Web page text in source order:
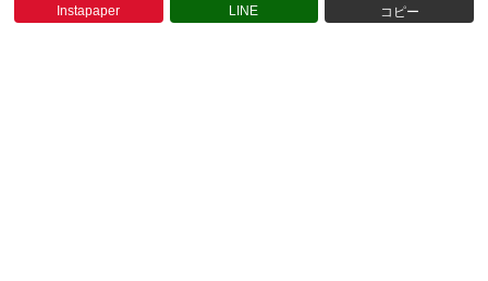
Instapaper LINE コピー